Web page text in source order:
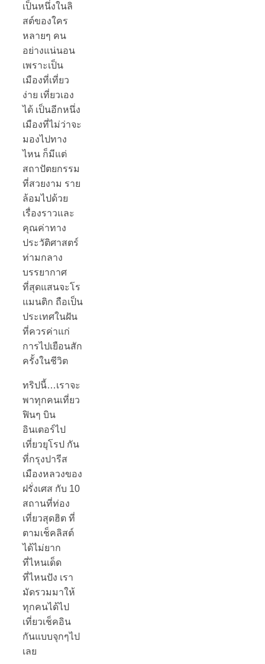
เป็นหนึ่งในลิ
สต์ของใคร
หลายๆ คน
อย่างแน่นอน
เพราะเป็น
เมืองที่เที่ยว
ง่าย เที่ยวเอง
ได้ เป็นอีกหนึ่ง
เมืองที่ไม่ว่าจะ
มองไปทาง
ไหน ก็มีแต่
สถาปัตยกรรม
ที่สวยงาม ราย
ล้อมไปด้วย
เรื่องราวและ
คุณค่าทาง
ประวัติศาสตร์
ท่ามกลาง
บรรยากาศ
ที่สุดแสนจะโร
แมนติก ถือเป็น
ประเทศในฝัน
ที่ควรค่าแก่
การไปเยือนสัก
ครั้งในชีวิต
ทริปนี้…เราจะ
พาทุกคนเที่ยว
ฟินๆ บิน
อินเตอร์ไป
เที่ยวยุโรป กัน
ที่กรุงปารีส
เมืองหลวงของ
ฝรั่งเศส กับ 10
สถานที่ท่อง
เที่ยวสุดฮิต ที่
ตามเช็คลิสต์
ได้ไม่ยาก
ที่ไหนเด็ด
ที่ไหนปัง เรา
มัดรวมมาให้
ทุกคนได้ไป
เที่ยวเช็คอิน
กันแบบจุกๆไป
เลย